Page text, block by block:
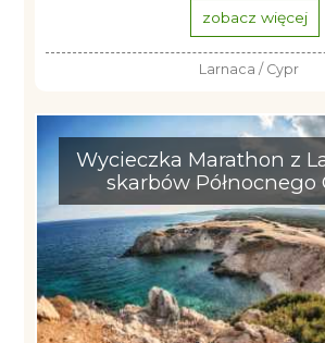
zobacz więcej
Larnaca / Cypr
Wycieczka Marathon z
skarbów Północnego